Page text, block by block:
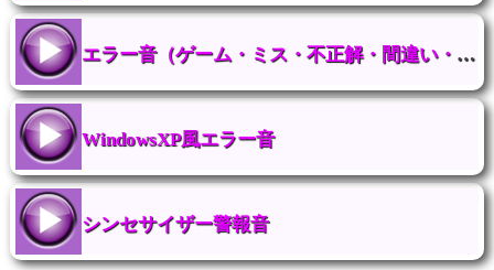
エラー音（ゲーム・ミス・不正解・間違い・失敗・クイズ・イベント ） 01
WindowsXP風エラー音
シンセサイザー警報音